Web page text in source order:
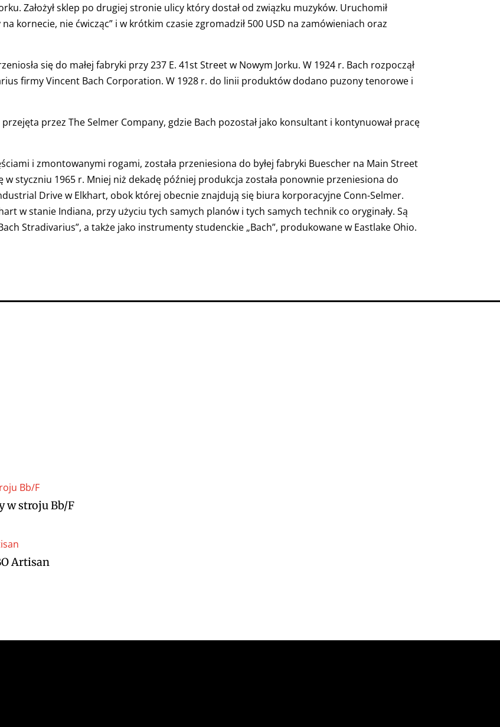
Założył sklep po drugiej stronie ulicy który dostał od związku muzyków. Uruchomił
kornecie, nie ćwicząc” i w krótkim czasie zgromadził 500 USD na zamówieniach oraz
się do małej fabryki przy 237 E. 41st Street w Nowym Jorku. W 1924 r. Bach rozpoczął
firmy Vincent Bach Corporation. W 1928 r. do linii produktów dodano puzony tenorowe i
przez The Selmer Company, gdzie Bach pozostał jako konsultant i kontynuował pracę
i zmontowanymi rogami, została przeniesiona do byłej fabryki Buescher na Main Street
w styczniu 1965 r. Mniej niż dekadę później produkcja została ponownie przeniesiona do
Drive w Elkhart, obok której obecnie znajdują się biura korporacyjne Conn-Selmer.
w stanie Indiana, przy użyciu tych samych planów i tych samych technik co oryginały. Są
Stradivarius”, a także jako instrumenty studenckie „Bach”, produkowane w Eastlake Ohio.
w stroju Bb/F
Artisan